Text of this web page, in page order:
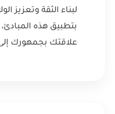
لبناء الثقة وتعزيز
بتطبيق هذه
علاقتك بجمهورك